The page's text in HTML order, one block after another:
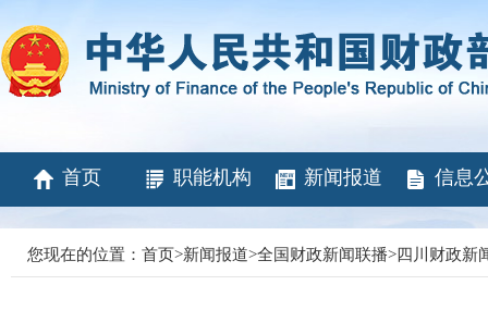
首页 职能机构 新闻报道 信息
您现在的位置： 首页>新闻报道>全国财政新闻联播>四川财政新